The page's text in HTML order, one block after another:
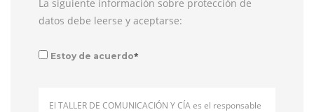
La siguiente información sobre protección de
datos debe leerse y aceptarse:
Estoy de acuerdo*
El TALLER DE COMUNICACIÓN Y CÍA es el responsable